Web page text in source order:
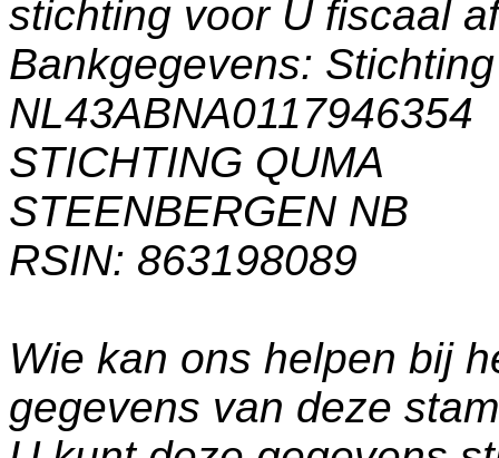
stichting voor U fiscaal
Bankgegevens:
NL43ABNA0117946354
STICHTING QUMA
STEENBERGEN NB
RSIN: 863198089
Wie kan ons helpen bij
gegevens van deze